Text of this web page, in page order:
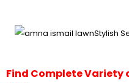
Stylish
Find Complete Variety